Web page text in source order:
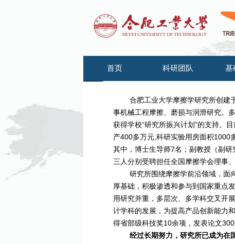
首页 科研团队 基
合肥工业大学摩擦学研究所创建
事机械工程摩擦、磨损与润滑研究。
获得学校“研究所振兴计划”的支持。
产400多万元,科研实验用房面积1000
其中，博士生导师7名；副教授（副
三人分别受聘担任全国摩擦学会理事
研究所围绕摩擦学前沿领域，面
厚基础，积极渗透和参与到国家重点
用研究并重，多层次、多学科交叉开
计学科的发展，为提高产品创新能力
得省部级科技奖10余项，发表论文
经过长期努力，研究所已成为在